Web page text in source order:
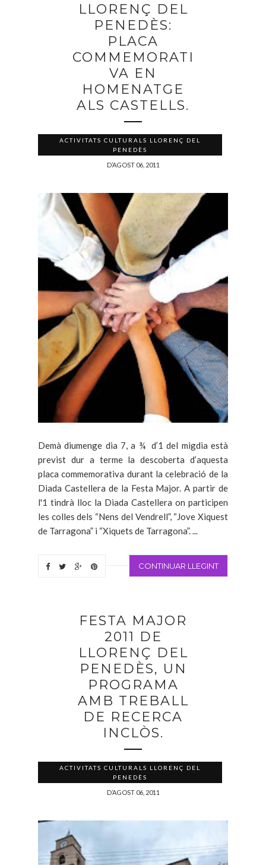
LLORENÇ DEL
PENEDÈS:
PLACA
COMMEMORATI
VA EN
HOMENATGE
ALS CASTELLS.
ACTIVITATS CULTURALS LLORENÇ DEL
PENEDÈS
D’AGOST 06, 2011
Demà diumenge dia 7, a ¾ d’1 del migdia està
previst dur a terme la descoberta d’aquesta
placa commemorativa durant la celebració de la
Diada Castellera de la Festa Major. A partir de
l'1 tindrà lloc la Diada Castellera on participen
les colles dels “Nens del Vendrell”, “Jove Xiquest
de Tarragona” i “Xiquets de Tarragona”. ...
CONTINUAR LLEGINT
FESTA MAJOR
2011 DE
LLORENÇ DEL
PENEDÈS, UN
PROGRAMA
AMB TREBALL
DE RECERCA
INCLÒS.
ACTIVITATS CULTURALS LLORENÇ DEL
PENEDÈS
D’AGOST 06, 2011